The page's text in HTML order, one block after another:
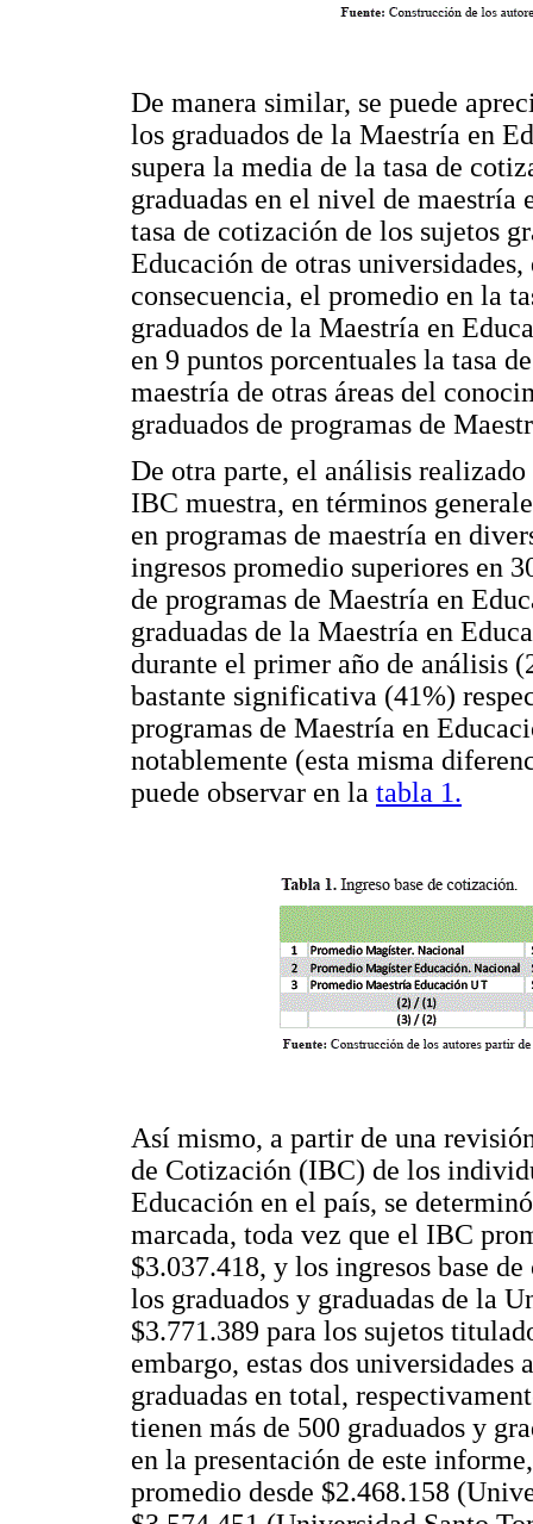
De manera similar, se puede
los graduados de la Maestría en
supera la media de la tasa de
graduadas en el nivel de
tasa de cotización de los sujetos
Educación de otras
consecuencia, el promedio en la
graduados de la Maestría en
en 9 puntos porcentuales la tasa
maestría de otras áreas del
graduados de programas de
De otra parte, el análisis
IBC muestra, en términos
en programas de maestría en
ingresos promedio superiores en
de programas de Maestría en
graduadas de la Maestría en
durante el primer año de análisis
bastante significativa (41%)
programas de Maestría en
notablemente (esta misma
puede observar en la tabla 1.
Así mismo, a partir de una
de Cotización (IBC) de los
Educación en el país, se
marcada, toda vez que el IBC
$3.037.418, y los ingresos base
los graduados y graduadas de la
$3.771.389 para los sujetos
embargo, estas dos universidades
graduadas en total,
tienen más de 500 graduados y
en la presentación de este
promedio desde $2.468.158